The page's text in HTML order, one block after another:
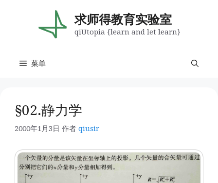
求师得教育实验室
qiUtopia {learn and let learn}
菜单
§02.静力学
2000年1月3日 作者 qiusir